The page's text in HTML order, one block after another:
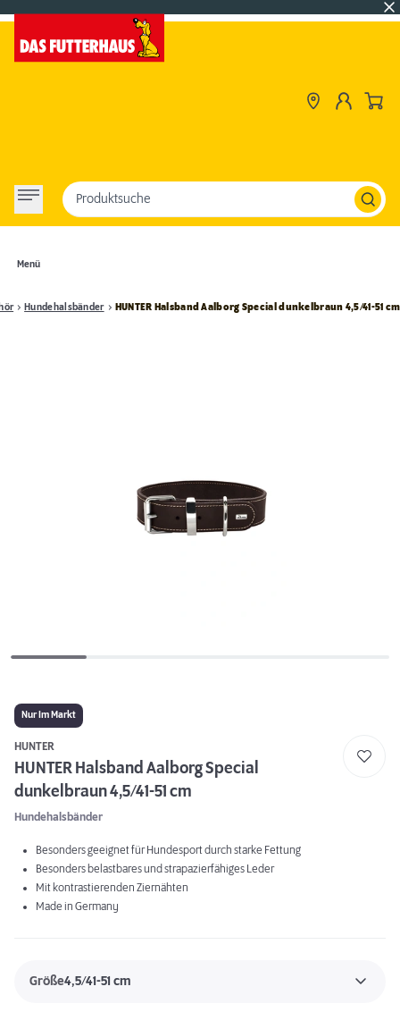
Menü
Produktsuche
Hundehalsbänder HUNTER Halsband Aalborg Special dunkelbraun 4,5/41-51 cm
Nur Im Markt
HUNTER
HUNTER Halsband Aalborg Special
dunkelbraun 4,5/41-51 cm
Hundehalsbänder
Besonders geeignet für Hundesport durch starke Fettung
Besonders belastbares und strapazierfähiges Leder
Mit kontrastierenden Ziernähten
Made in Germany
Größe4,5/41-51 cm